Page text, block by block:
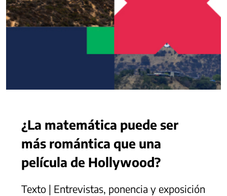
¿La matemática puede ser
más romántica que una
película de Hollywood?
Texto | Entrevistas, ponencia y exposición